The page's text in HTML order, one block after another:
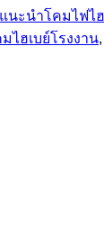
แนะนำโคมไฟไฮ
ไฮเบย์โรงงาน